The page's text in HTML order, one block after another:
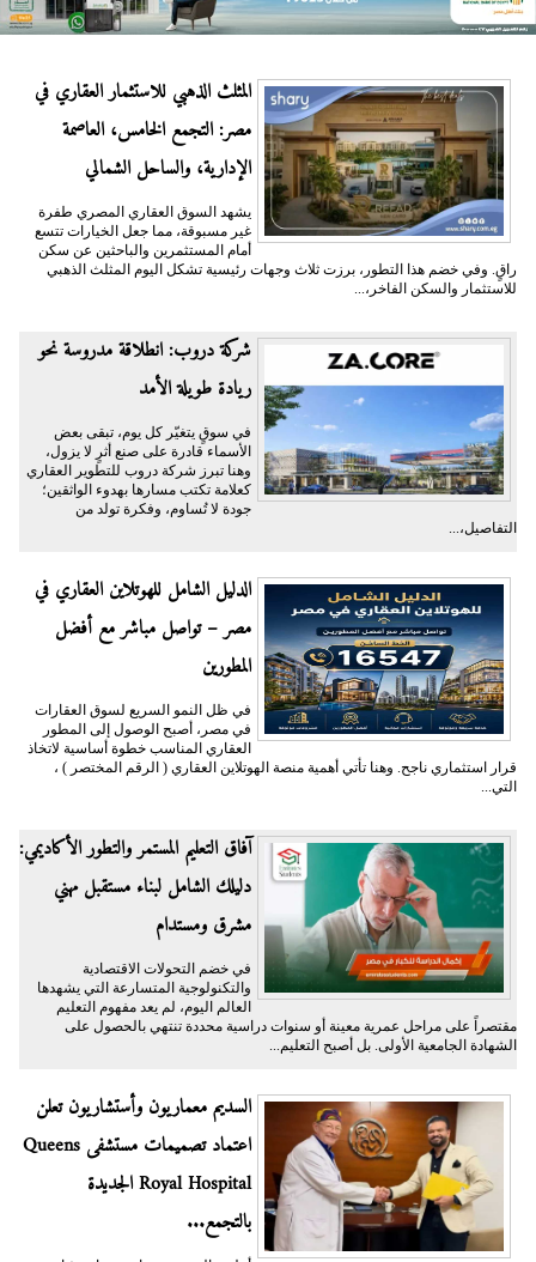
المثلث الذهبي للاستثمار العقاري في
مصر: التجمع الخامس، العاصمة
الإدارية، والساحل الشمالي
يشهد السوق العقاري المصري طفرة
غير مسبوقة، مما جعل الخيارات تتسع
أمام المستثمرين والباحثين عن سكن
راقٍ. وفي خضم هذا التطور، برزت ثلاث وجهات رئيسية تشكل اليوم المثلث الذهبي
للاستثمار والسكن الفاخر،...
شركة دروب: انطلاقة مدروسة نحو
ريادة طويلة الأمد
في سوقٍ يتغيّر كل يوم، تبقى بعض
الأسماء قادرة على صنع أثرٍ لا يزول،
وهنا تبرز شركة دروب للتطوير العقاري
كعلامة تكتب مسارها بهدوء الواثقين؛
جودة لا تُساوم، وفكرة تولد من
التفاصيل،...
الدليل الشامل للهوتلاين العقاري في
مصر – تواصل مباشر مع أفضل
المطورين
في ظل النمو السريع لسوق العقارات
في مصر، أصبح الوصول إلى المطور
العقاري المناسب خطوة أساسية لاتخاذ
قرار استثماري ناجح. وهنا تأتي أهمية منصة الهوتلاين العقاري ( الرقم المختصر ) ،
التي...
آفاق التعليم المستمر والتطور الأكاديمي:
دليلك الشامل لبناء مستقبل مهني
مشرق ومستدام
في خضم التحولات الاقتصادية
والتكنولوجية المتسارعة التي يشهدها
العالم اليوم، لم يعد مفهوم التعليم
مقتصراً على مراحل عمرية معينة أو سنوات دراسية محددة تنتهي بالحصول على
الشهادة الجامعية الأولى. بل أصبح التعليم...
السديم معماريون وأستشاريون تعلن
اعتماد تصميمات مستشفى Queens
Royal Hospital الجديدة
بالتجمع...